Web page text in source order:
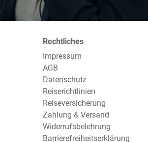
Rechtliches
Impressum
AGB
Datenschutz
Reiserichtlinien
Reiseversicherung
Zahlung & Versand
Widerrufsbelehrung
Barrierefreiheitserklärung